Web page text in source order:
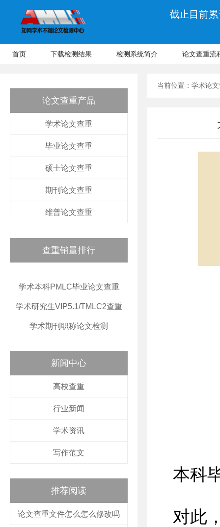
截止目前
首页 下载检测结果 检测系统简介 论文查重流
论文查重产品
学术论文查重
毕业论文查重
硕士论文查重
期刊论文查重
维普论文查重
查重销量排行
学术本科PMLC毕业论文查重
学术研究生VIP5.1/TMLC2查重
学术期刊职称论文检测
新闻中心
高校查重
行业新闻
学术资讯
写作范文
推荐阅读
论文查重文件怎么怎么修改吗
当前位置： 学术论
本科
对此